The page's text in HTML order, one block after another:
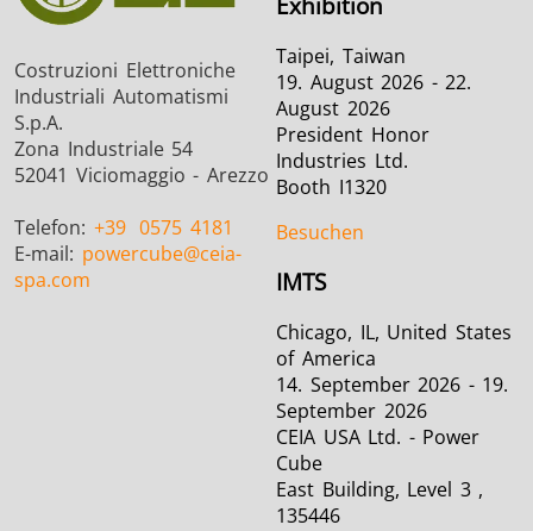
Costruzioni Elettroniche
Industriali Automatismi
S.p.A.
Zona Industriale 54
52041 Viciomaggio - Arezzo
Telefon: +39 0575 4181
E-mail: powercube@ceia-
spa.com
Taipei, Taiwan
19. August 2026 - 22.
August 2026
President Honor
Industries Ltd.
Booth I1320
Besuchen
IMTS
Chicago, IL, United States
of America
14. September 2026 - 19.
September 2026
CEIA USA Ltd. - Power
Cube
East Building, Level 3 ,
135446